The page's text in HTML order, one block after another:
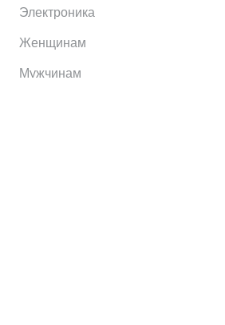
Электроника
Женщинам
Мужчинам